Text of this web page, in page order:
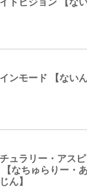
トビジョン 【な
ンモード 【ないん
ュラリー・アス
【なちゅらりー・
ん】